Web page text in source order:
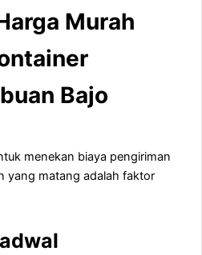
Murah
Bajo
menekan biaya pengiriman
yang matang adalah faktor